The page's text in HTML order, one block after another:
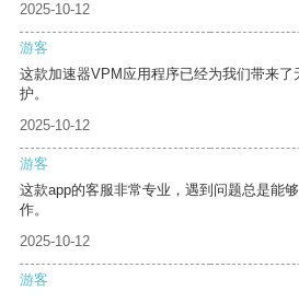
2025-10-12
游客
这款加速器VPM应用程序已经为我们带来
护。
2025-10-12
游客
这款app的客服非常专业，遇到问题总是能
作。
2025-10-12
游客